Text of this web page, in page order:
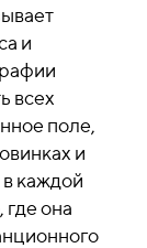
и
всех
поле,
и
каждой
где она